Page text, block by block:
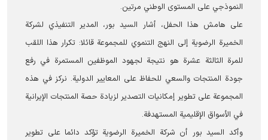
النموذجي على المستوى الوطني مرتين.
على هامش هذا الحفل، أشار السيد بور، المدير التنفيذي لشركة
الخميرة الرضوية إلى النهج التنموي للمجموعة قائلا: تكرار هذا اللقب
للمرة الثالثة عشرة هو نتيجة لجهود الموظفين المستمرة في رفع
جودة المنتجات والسعي للحفاظ على المعايير الدولية. نرکز في هذه
المجموعة على تطوير إمكانيات التصدير لزيادة حصة المنتجات الإيرانية
في الأسواق الإقليمية المستهدفة.
وأكد السيد بور أن شركة الخميرة الرضوية تؤكد دائما على تطوير